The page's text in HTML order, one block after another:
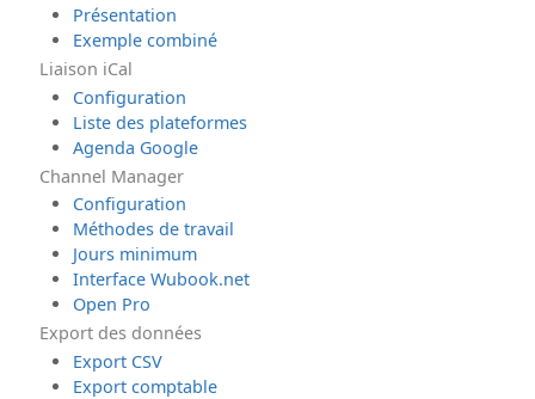
Présentation
Exemple combiné
Liaison iCal
Configuration
Liste des plateformes
Agenda Google
Channel Manager
Configuration
Méthodes de travail
Jours minimum
Interface Wubook.net
Open Pro
Export des données
Export CSV
Export comptable